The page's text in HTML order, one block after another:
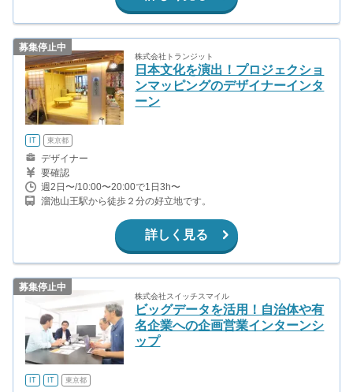
募集停止中
株式会社トランジット
日本文化を演出！プロジェクショ
ンマッピングのデザイナーインタ
ーン
IT 東京都
デザイナー
要確認
週2日〜/10:00〜20:00で1日3h〜
溜池山王駅から徒歩２分の好立地です。
詳しく見る
募集停止中
株式会社スイッチスマイル
ビッグデータを活用！自治体や有
名企業への企画営業インターンシ
ップ
IT IT 東京都